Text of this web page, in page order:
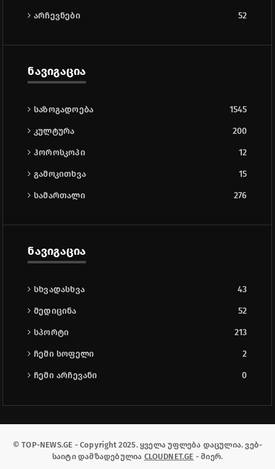
არჩევნები 52
ნავიგაცია
საზოგადოება 1545
კულტურა 200
ჰოროსკოპი 12
გამოკითხვა 15
სამართალი 276
ნავიგაცია
სხვადასხვა 43
მედიცინა 52
სპორტი 213
ჩემი სოფელი 2
ჩემი არჩევანი 0
© TOP-NEWS.GE - Copyright 2025. ყველა უფლება დაცულია. ვებ-
საიტი დამზადებულია CLOUDNET.GE - მიერ.